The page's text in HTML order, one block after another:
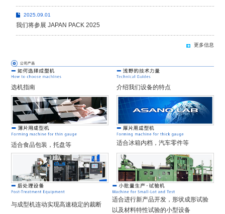
2025.09.01
我们将参展 JAPAN PACK 2025
更多信息
选机指南 介绍我们设备的特点
适合食品包装，托盘等 适合冰箱内档，汽车零件等
与成型机连动实现高速稳定的裁断
适合进行新产品开发，形状成形试验
以及材料特性试验的小型设备